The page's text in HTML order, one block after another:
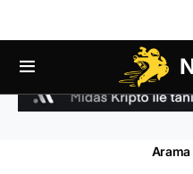
Arama